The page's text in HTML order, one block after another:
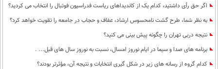
اگر حق رأی داشتید، کدام یک از کاندیداهای ریاست فدراسیون فوتبال را انتخاب می کردید؟
به نظر شما، طرح گشت نامحسوس ارشاد، عفاف و حجاب در جامعه را تقویت خواهد کرد؟
نتیجه دربی تهران را چگونه پیش بینی می کنید؟
برنامه های صدا و سیما در ایام نوروز امسال، نسبت به نوروز سال های قبل... .
کدام گروه از رسانه های زیر در شکل گیری انتخابات و نتیجه آن، مؤثرتر بودند؟